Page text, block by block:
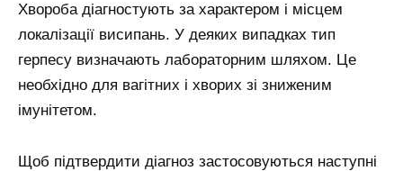
Хвороба діагностують за характером і місцем
локалізації висипань. У деяких випадках тип
герпесу визначають лабораторним шляхом. Це
необхідно для вагітних і хворих зі зниженим
імунітетом.
Щоб підтвердити діагноз застосовуються наступні